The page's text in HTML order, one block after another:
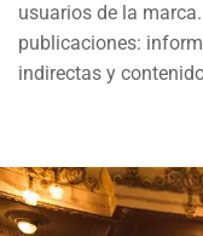
usuarios de la
publicaciones:
indirectas y